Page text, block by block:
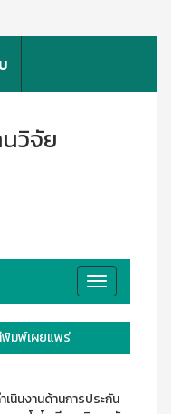
วิจัย
Toggle
navigation
พิมพ์เผยแพร่
นินงานด้านการประกัน